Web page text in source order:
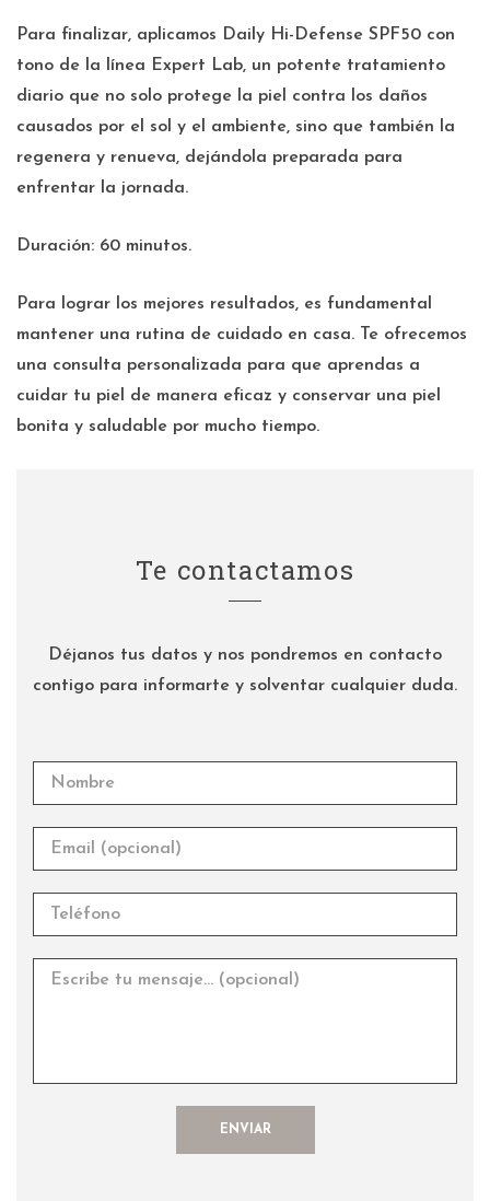
Para finalizar, aplicamos Daily Hi-Defense SPF50 con
tono de la línea Expert Lab, un potente tratamiento
diario que no solo protege la piel contra los daños
causados por el sol y el ambiente, sino que también la
regenera y renueva, dejándola preparada para
enfrentar la jornada.
Duración: 60 minutos.
Para lograr los mejores resultados, es fundamental
mantener una rutina de cuidado en casa. Te ofrecemos
una consulta personalizada para que aprendas a
cuidar tu piel de manera eficaz y conservar una piel
bonita y saludable por mucho tiempo.
Te contactamos
Déjanos tus datos y nos pondremos en contacto
contigo para informarte y solventar cualquier duda.